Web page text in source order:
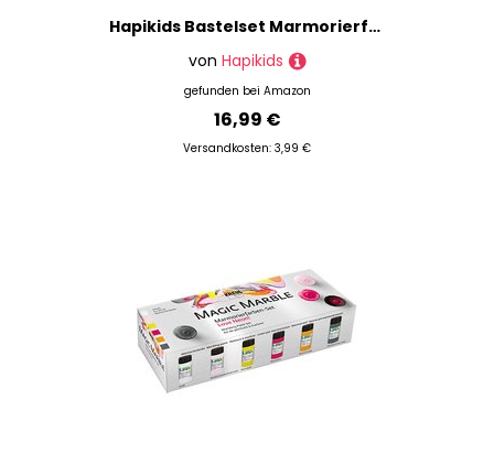
Hapikids Bastelset Marmorierfarbe für Kinder, Bastelset Kinder ab 6 Jahre Geschenk Mädchen 5-12 Jahre Spielzeug ab 6-12 Geschenke 6-11 Jahre Basteln Mädchen 8 Jahre
von Hapikids
gefunden bei Amazon
16,99 €
Versandkosten: 3,99 €